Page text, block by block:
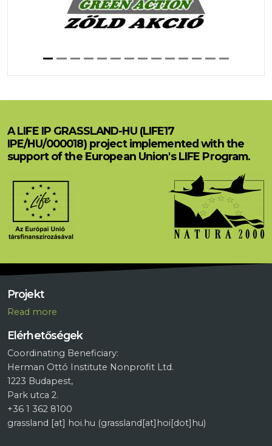
A LIFE IP GRASSLAND-HU (LIFE17
IPE/HU/000018) project implemented with the
support of the European Union's LIFE Program.
Projekt
Read more
Elérhetőségek
Coordinating Beneficiary:
Herman Ottó Institute Nonprofit Ltd.
1223 Budapest,
Park utca 2.
+36 1 362 8100
grassland [at] hoi.hu (grassland[at]hoi[dot]hu)